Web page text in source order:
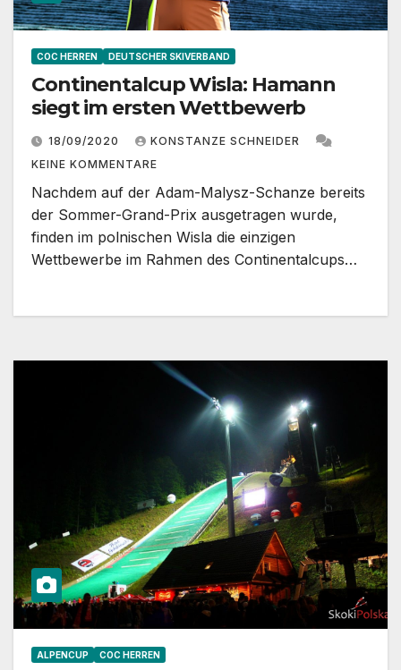
COC HERREN DEUTSCHER SKIVERBAND
Continentalcup Wisla: Hamann
siegt im ersten Wettbewerb
18/09/2020
KONSTANZE SCHNEIDER
KEINE KOMMENTARE
Nachdem auf der Adam-Malysz-Schanze bereits
der Sommer-Grand-Prix ausgetragen wurde,
finden im polnischen Wisla die einzigen
Wettbewerbe im Rahmen des Continentalcups…
ALPENCUP COC HERREN